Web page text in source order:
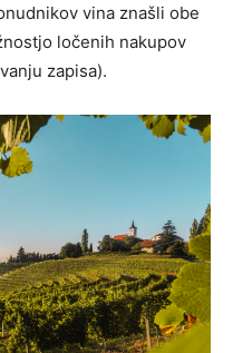
vina znašli obe
ločenih nakupov
zapisa).